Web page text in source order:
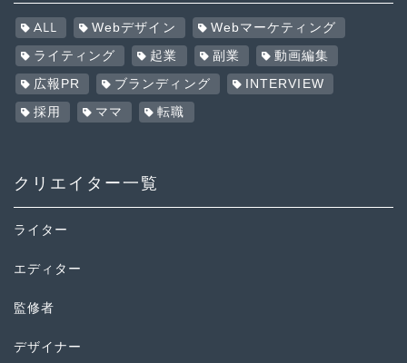
ALL Webデザイン Webマーケティング
ライティング 起業 副業 動画編集
広報PR ブランディング INTERVIEW
採用 ママ 転職
クリエイター一覧
ライター
エディター
監修者
デザイナー